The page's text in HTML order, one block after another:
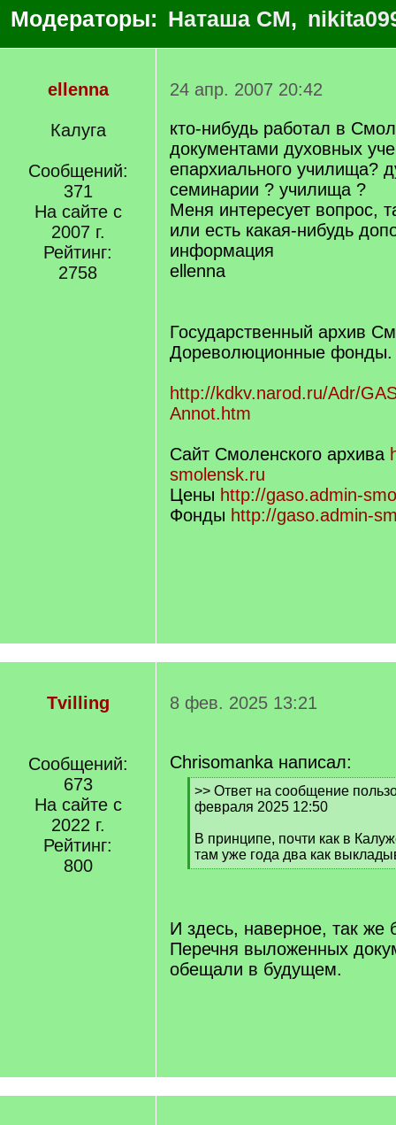
Модераторы: Наташа СМ,
ellenna
Калуга
Сообщений:
371
На сайте с
2007 г.
Рейтинг:
2758
24 апр. 2007 20:42
кто-нибудь работал в
документами духовных
епархиального училища?
семинарии ? училища ?
Меня интересует вопрос,
или есть какая-нибудь
информация
ellenna
Государственный архив
Дореволюционные фонды.
http://kdkv.narod.ru/Adr/
Annot.htm
Сайт Смоленского архива
smolensk.ru
Цены http://gaso.admin-
Фонды http://gaso.admin-
Tvilling
Сообщений:
673
На сайте с
2022 г.
Рейтинг:
800
8 фев. 2025 13:21
Chrisomanka написал:
[
q
>> Ответ на сообщение
февраля 2025 12:50
В принципе, почти как в
там уже года два как
[
И здесь, наверное, так же
Перечня выложенных
обещали в будущем.